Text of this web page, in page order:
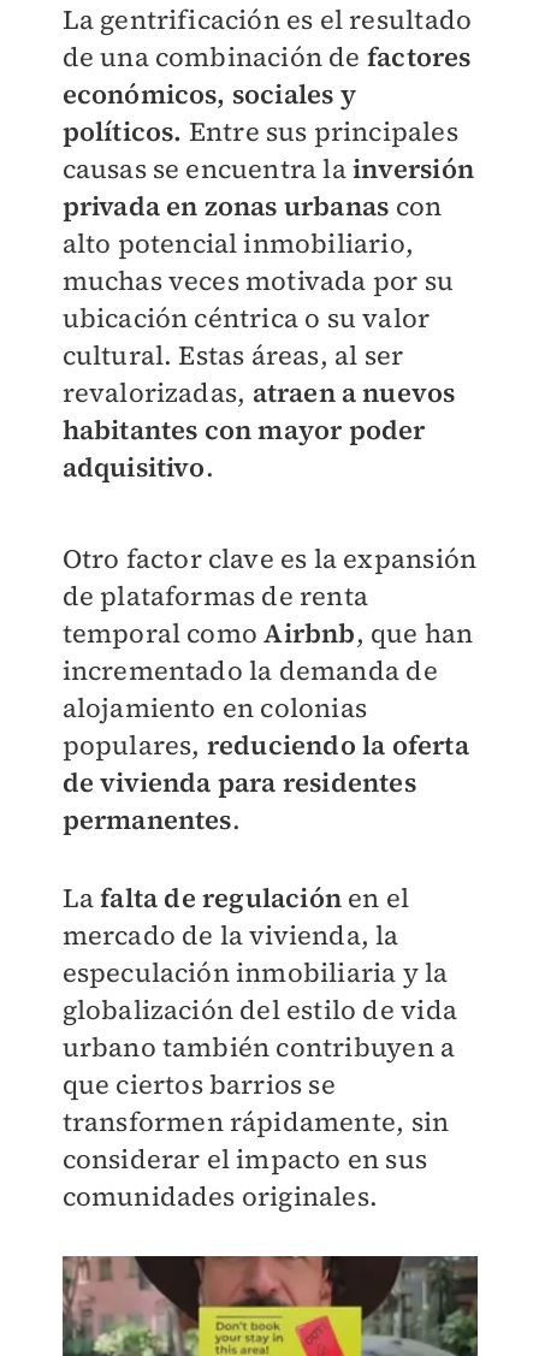
La gentrificación es el resultado
de una combinación de factores
económicos, sociales y
políticos. Entre sus principales
causas se encuentra lainversión
privada en zonas urbanas con
alto potencial inmobiliario,
muchas veces motivada por su
ubicación céntrica o su valor
cultural. Estas áreas, al ser
revalorizadas, atraen a nuevos
habitantes con mayor poder
adquisitivo.
Otro factor clave es la expansión
de plataformas de renta
temporal comoAirbnb, que han
incrementado la demanda de
alojamiento en colonias
populares, reduciendo la oferta
de vivienda para residentes
permanentes.
Lafalta de regulaciónen el
mercado de la vivienda, la
especulación inmobiliaria y la
globalización del estilo de vida
urbano también contribuyen a
que ciertos barrios se
transformen rápidamente, sin
considerar el impacto en sus
comunidades originales.